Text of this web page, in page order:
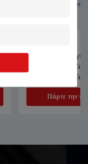
Αυτόματη
Τεχνική Τεχνική
Τεχνική Τεχνική
Πάρτε την